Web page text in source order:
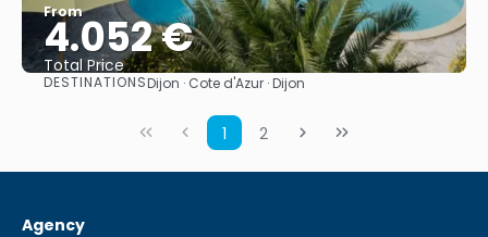
From
4.052 €
Total Price
See
DESTINATIONSDijon · Cote d'Azur · Dijon
1 2
Agency